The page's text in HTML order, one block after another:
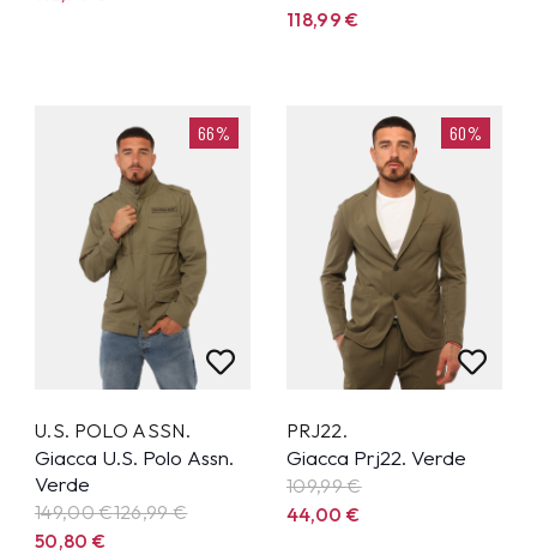
118,99€
66%
U.S. POLO ASSN.
Giacca U.S. Polo Assn.
Verde
149,00 €126,99€
50,80€
60%
PRJ22.
Giacca Prj22. Verde
109,99€
44,00€